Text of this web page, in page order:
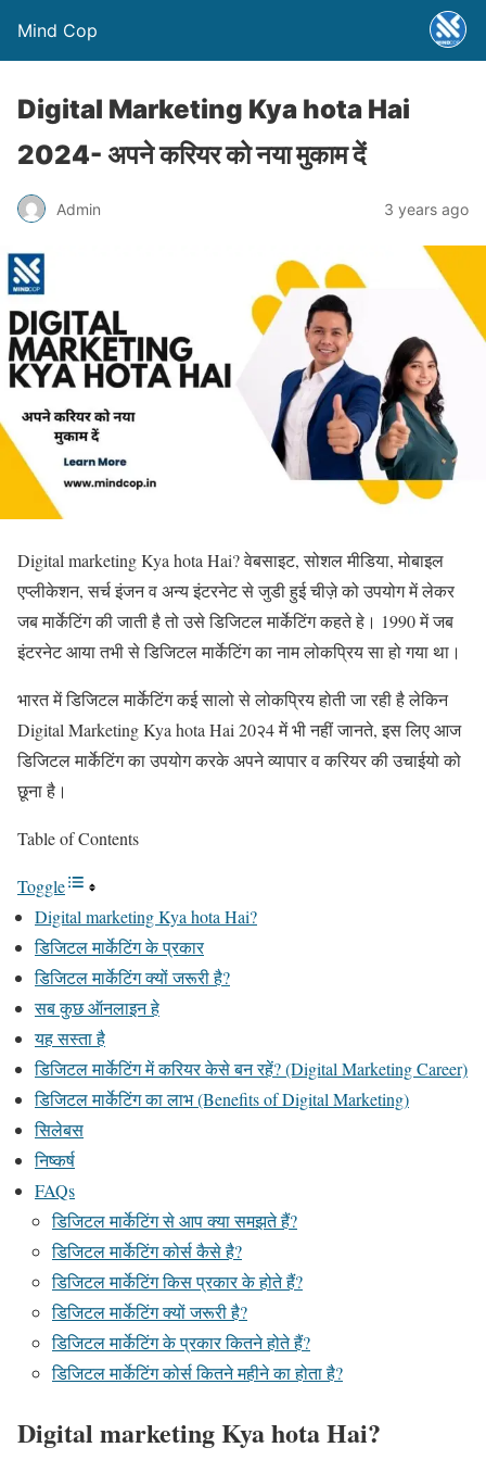
Mind Cop
Digital Marketing Kya hota Hai
2024- अपने करियर को नया मुकाम दें
Admin 3 years ago
Digital marketing Kya hota Hai? वेबसाइट, सोशल मीडिया, मोबाइल
एप्लीकेशन, सर्च इंजन व अन्य इंटरनेट से जुडी हुई चीज़े को उपयोग में लेकर
जब मार्केटिंग की जाती है तो उसे डिजिटल मार्केटिंग कहते हे। 1990 में जब
इंटरनेट आया तभी से डिजिटल मार्केटिंग का नाम लोकप्रिय सा हो गया था।
भारत में डिजिटल मार्केटिंग कई सालो से लोकप्रिय होती जा रही है लेकिन
Digital Marketing Kya hota Hai 20२4 में भी नहीं जानते, इस लिए आज
डिजिटल मार्केटिंग का उपयोग करके अपने व्यापार व करियर की उचाईयो को
छूना है।
Table of Contents
Toggle
Digital marketing Kya hota Hai?
डिजिटल मार्केटिंग के प्रकार
डिजिटल मार्केटिंग क्यों जरूरी है?
सब कुछ ऑनलाइन हे
यह सस्ता है
डिजिटल मार्केटिंग में करियर केसे बन रहें? (Digital Marketing Career)
डिजिटल मार्केटिंग का लाभ (Benefits of Digital Marketing)
सिलेबस
निष्कर्ष
FAQs
डिजिटल मार्केटिंग से आप क्या समझते हैं?
डिजिटल मार्केटिंग कोर्स कैसे है?
डिजिटल मार्केटिंग किस प्रकार के होते हैं?
डिजिटल मार्केटिंग क्यों जरूरी है?
डिजिटल मार्केटिंग के प्रकार कितने होते हैं?
डिजिटल मार्केटिंग कोर्स कितने महीने का होता है?
Digital marketing Kya hota Hai?